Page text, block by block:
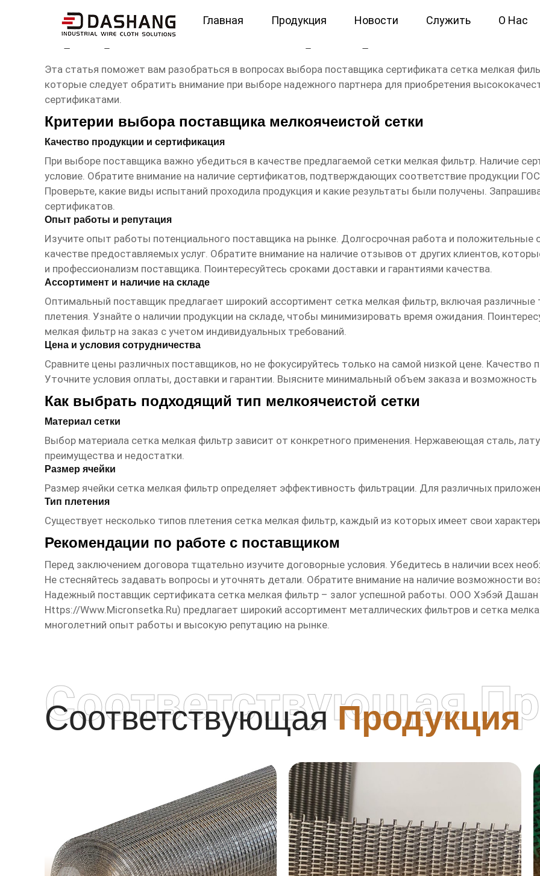
Главная Продукция Новости Служить О Нас
сертификат сетка мелкая фильтр Поставщик
Эта статья поможет вам разобраться в вопросах выбора поставщика сертификата сетка мелкая
которые следует обратить внимание при выборе надежного партнера для приобретения
сертификатами.
Критерии выбора поставщика мелкоячеистой сетки
Качество продукции и сертификация
При выборе поставщикаважно убедиться в качестве предлагаемой сетки мелкая фильтр. Наличие
условие. Обратите внимание на наличие сертификатов, подтверждающих соответствие продукции
Проверьте, какие виды испытаний проходила продукция и какие результаты были получены.
сертификатов.
Опыт работы и репутация
Изучите опыт работы потенциального поставщикана рынке. Долгосрочная работа и
качестве предоставляемых услуг. Обратите внимание на наличие отзывов от других клиентов,
и профессионализм поставщика. Поинтересуйтесь сроками доставки и гарантиями качества.
Ассортимент и наличие на складе
Оптимальный поставщикпредлагает широкий ассортимент сетка мелкая фильтр, включая
плетения. Узнайте о наличии продукции на складе, чтобы минимизировать время ожидания.
мелкая фильтрна заказ с учетом индивидуальных требований.
Цена и условия сотрудничества
Сравните цены различных поставщиков, но не фокусируйтесь только на самой низкой цене. Качество
Уточните условия оплаты, доставки и гарантии. Выясните минимальный объем заказа и возможность
Как выбрать подходящий тип мелкоячеистой сетки
Материал сетки
Выбор материала сетка мелкая фильтрзависит от конкретного применения. Нержавеющая сталь,
преимущества и недостатки.
Размер ячейки
Размер ячейки сетка мелкая фильтропределяет эффективность фильтрации. Для различных
Тип плетения
Существует несколько типов плетения сетка мелкая фильтр, каждый из которых имеет свои
Рекомендации по работе с поставщиком
Перед заключением договора тщательно изучите договорные условия. Убедитесь в наличии всех
Не стесняйтесь задавать вопросы и уточнять детали. Обратите внимание на наличие возможности
Надежный поставщик сертификата сетка мелкая фильтр– залог успешной работы. ООО Хэбэй Дашан
Https://www.micronsetka.ru) предлагает широкий ассортимент металлических фильтров и сетка
многолетний опыт работы и высокую репутацию на рынке.
СоответствующаяПродукция
Соответствующая